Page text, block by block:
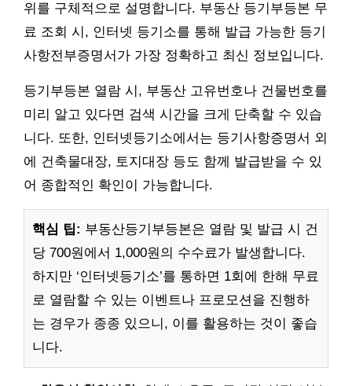
위를 구체적으로 설명합니다. 부동산 등기부등본 무
료 조회 시, 인터넷 등기소를 통해 발급 가능한 등기
사항전부증명서가 가장 정확하고 최신 정보입니다.
등기부등본 열람 시, 부동산 고유번호나 건물번호를
미리 알고 있다면 검색 시간을 크게 단축할 수 있습
니다. 또한, 인터넷등기소에서는 등기사항증명서 외
에 건축물대장, 토지대장 등도 함께 발급받을 수 있
어 종합적인 확인이 가능합니다.
핵심 팁: 부동산등기부등본은 열람 및 발급 시 건
당 700원에서 1,000원의 수수료가 발생합니다.
하지만 ‘인터넷등기소’를 통하면 1회에 한해 무료
로 열람할 수 있는 이벤트나 프로모션을 진행하
는 경우가 종종 있으니, 이를 활용하는 것이 좋습
니다.